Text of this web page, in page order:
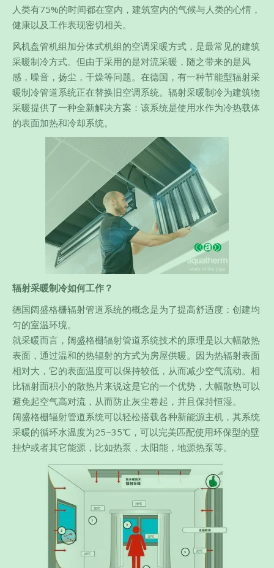
人类有75%的时间都在室内，建筑室内的气候与人类的心情，
健康以及工作表现密切相关。
风机盘管机组加分体式机组的空调采暖方式，是最常见的建筑
采暖制冷方式。但由于采用的是对流采暖，随之带来的是风
感，噪音，扬尘，干燥等问题。在德国，有一种节能型辐射采
暖制冷管道系统正在替换旧空调系统。辐射采暖制冷为建筑物
采暖提供了一种全新解决方案：该系统是使用水作为冷热载体
的表面加热和冷却系统。
辐射采暖制冷如何工作？
德国阔盛格栅辐射管道系统的概念是为了提高舒适度：创建均
匀的室温环境。
就采暖而言，阔盛格栅辐射管道系统技术的原理是以大幅散热
表面，通过温和的热辐射的方式为房屋供暖。因为热辐射表面
相对大，它的表面温度可以保持较低，从而减少空气流动。相
比辐射面积小的散热片来说这是它的一个优势，大幅散热可以
避免起空气高对流，从而防止灰尘卷起，并且保持恒湿。
阔盛格栅辐射管道系统可以轻松搭载各种新能源主机，其系统
采暖的循环水温度为25~35℃，可以完美匹配使用环保型的壁
挂炉或者其它能源，比如热泵，太阳能，地源热泵等。